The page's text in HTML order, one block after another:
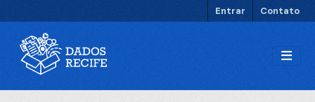
Entrar Contato